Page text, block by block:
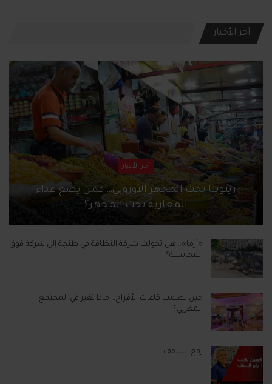
آخر الأخبار
آخر الأخبار
زيتوننا تحت المجهر الأوروبي… فمن يضع غذاء
المغاربة تحت المجهر؟
«أرما».. هل تحولت شركة النظافة في طنجة إلى شركة فوق
المحاسبة؟
حين تصمت قاعات الأفراح… ماذا تغير في المجتمع
المغربي؟
رفع السقف